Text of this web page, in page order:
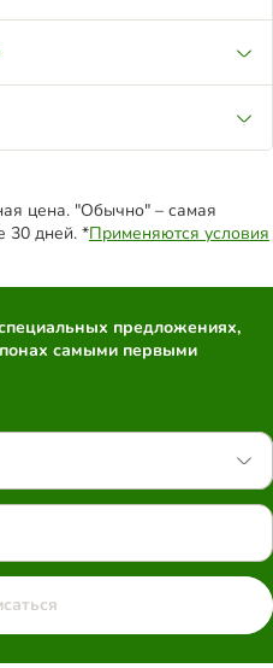
цена. "Обычно" – самая
30 дней. *Применяются условия
предложениях,
самыми первыми